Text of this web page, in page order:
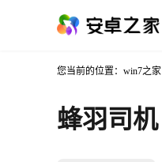
您当前的位置： win7之家
蜂羽司机